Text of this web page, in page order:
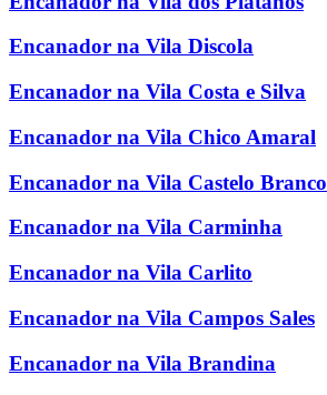
Encanador na Vila Discola
Encanador na Vila Costa e Silva
Encanador na Vila Chico Amaral
Encanador na Vila Castelo Branco
Encanador na Vila Carminha
Encanador na Vila Carlito
Encanador na Vila Campos Sales
Encanador na Vila Brandina